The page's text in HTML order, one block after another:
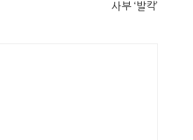
사부 ‘발칵’